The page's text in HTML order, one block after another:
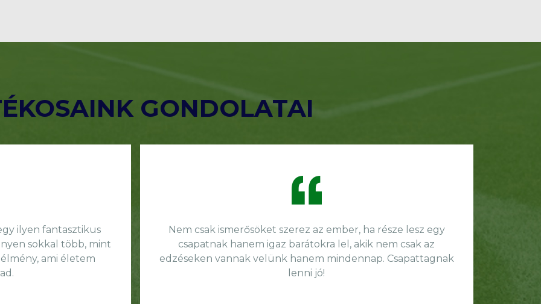
GONDOLATAI
ilyen fantasztikus
sokkal több, mint
ami életem
Nem csak ismerősöket szerez az ember, ha része lesz egy
csapatnak hanem igaz barátokra lel, akik nem csak az
edzéseken vannak velünk hanem mindennap. Csapattagnak
lenni jó!